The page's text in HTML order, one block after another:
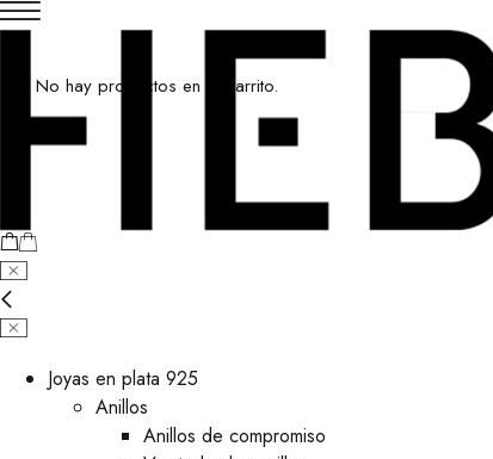
No hay productos en el carrito.
Joyas en plata 925
Anillos
Anillos de compromiso